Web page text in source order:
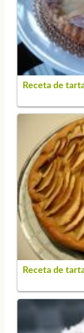
Receta de
Receta de